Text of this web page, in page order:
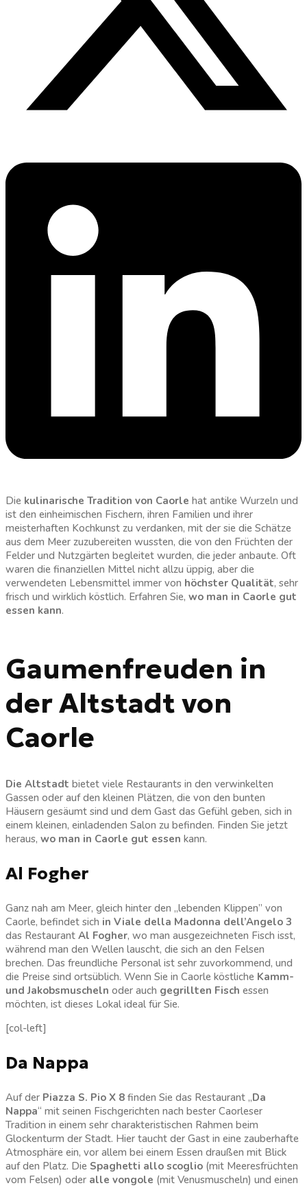
Die kulinarische Tradition von Caorle hat antike Wurzeln und
ist den einheimischen Fischern, ihren Familien und ihrer
meisterhaften Kochkunst zu verdanken, mit der sie die Schätze
aus dem Meer zuzubereiten wussten, die von den Früchten der
Felder und Nutzgärten begleitet wurden, die jeder anbaute. Oft
waren die finanziellen Mittel nicht allzu üppig, aber die
verwendeten Lebensmittel immer von höchster Qualität, sehr
frisch und wirklich köstlich. Erfahren Sie, wo man in Caorle gut
essen kann.
Gaumenfreuden in
der Altstadt von
Caorle
Die Altstadt bietet viele Restaurants in den verwinkelten
Gassen oder auf den kleinen Plätzen, die von den bunten
Häusern gesäumt sind und dem Gast das Gefühl geben, sich in
einem kleinen, einladenden Salon zu befinden. Finden Sie jetzt
heraus, wo man in Caorle gut essen kann.
Al Fogher
Ganz nah am Meer, gleich hinter den „lebenden Klippen” von
Caorle, befindet sich in Viale della Madonna dell’Angelo 3
das Restaurant Al Fogher, wo man ausgezeichneten Fisch isst,
während man den Wellen lauscht, die sich an den Felsen
brechen. Das freundliche Personal ist sehr zuvorkommend, und
die Preise sind ortsüblich. Wenn Sie in Caorle köstliche Kamm-
und Jakobsmuscheln oder auch gegrillten Fisch essen
möchten, ist dieses Lokal ideal für Sie.
[col-left]
Da Nappa
Auf der Piazza S. Pio X 8 finden Sie das Restaurant „Da
Nappa“ mit seinen Fischgerichten nach bester Caorleser
Tradition in einem sehr charakteristischen Rahmen beim
Glockenturm der Stadt. Hier taucht der Gast in eine zauberhafte
Atmosphäre ein, vor allem bei einem Essen draußen mit Blick
auf den Platz. Die Spaghetti allo scoglio (mit Meeresfrüchten
vom Felsen) oder alle vongole (mit Venusmuscheln) und einen